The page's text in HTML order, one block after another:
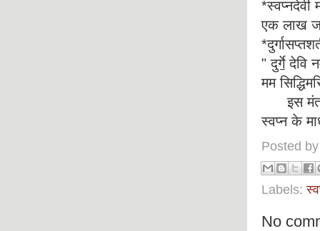
*स्वप्नदेवी
एक लाख
"दुर्गेदेवि
मम
इस मंत्र
स्वप्न के
Posted
Labels:
No